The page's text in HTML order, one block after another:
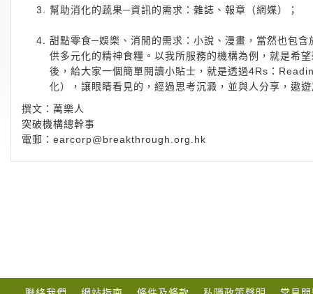
幫助消化的蔬果─資訊的需求：雜誌、報章（網媒）；
甜點零食─娛樂、消閒的需求：小說、漫畫，當然也包
供多元化的精神食糧。以我所服務的機構為例，就是希
後，給大家一個簡單閱讀小貼士，就是透過4Rs：
化），讓眼睛看見的，經過思考沉澱，並與人分享，遨
撰文：萬樂人
突破機構總幹事
電郵： earcorp@breakthrough.org.hk